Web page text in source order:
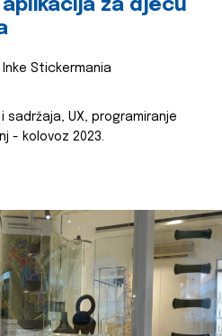
za djecu
Stickermania
sadržaja, UX, programiranje
- kolovoz 2023.